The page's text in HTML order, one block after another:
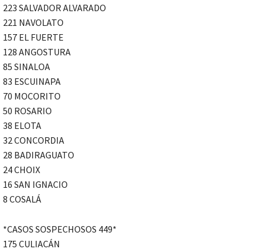
223 SALVADOR ALVARADO
221 NAVOLATO
157 EL FUERTE
128 ANGOSTURA
85 SINALOA
83 ESCUINAPA
70 MOCORITO
50 ROSARIO
38 ELOTA
32 CONCORDIA
28 BADIRAGUATO
24 CHOIX
16 SAN IGNACIO
8 COSALÁ
*CASOS SOSPECHOSOS 449*
175 CULIACÁN